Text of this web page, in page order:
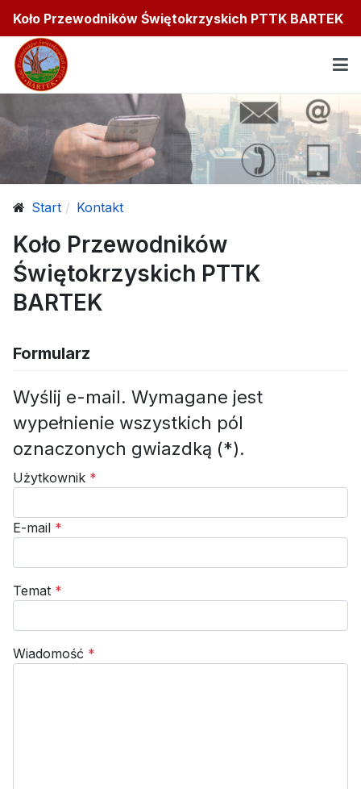
Koło Przewodników Świętokrzyskich PTTK BARTEK
Start Kontakt
Koło Przewodników
Świętokrzyskich PTTK
BARTEK
Formularz
Wyślij e-mail. Wymagane jest
wypełnienie wszystkich pól
oznaczonych gwiazdką (*).
Użytkownik *
E-mail *
Temat *
Wiadomość *